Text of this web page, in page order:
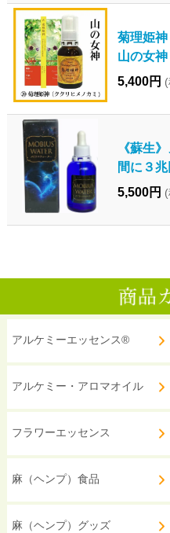
菊理姫神
山の女神
5,400円
《蘇生
間に３兆
5,500円
アルケミーエッセンス®
アルケミー・アロマオイル
フラワーエッセンス
麻（ヘンプ）食品
麻（ヘンプ）グッズ